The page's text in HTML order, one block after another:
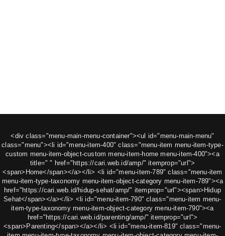
<div class="menu-main-menu-container"><ul id="menu-main-menu"
class="menu"><li id="menu-item-400" class="menu-item menu-item-type-
custom menu-item-object-custom menu-item-home menu-item-400"><a
title=" " href="https://cari.web.id/amp/" itemprop="url">
<span>Home</span></a></li> <li id="menu-item-789" class="menu-item
menu-item-type-taxonomy menu-item-object-category menu-item-789"><a
href="https://cari.web.id/hidup-sehat/amp/" itemprop="url"><span>Hidup
Sehat</span></a></li> <li id="menu-item-790" class="menu-item menu-
item-type-taxonomy menu-item-object-category menu-item-790"><a
href="https://cari.web.id/parenting/amp/" itemprop="url">
<span>Parenting</span></a></li> <li id="menu-item-819" class="menu-